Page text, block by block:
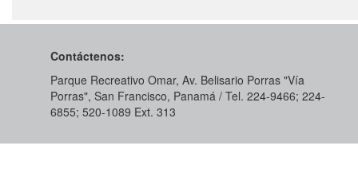
Contáctenos:
Parque Recreativo Omar, Av. Belisario Porras "Vía
Porras", San Francisco, Panamá / Tel. 224-9466; 224-
6855; 520-1089​ Ext. 313